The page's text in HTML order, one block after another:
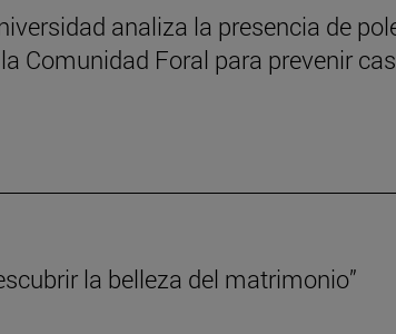
analiza la presencia de
Comunidad Foral para prevenir
la belleza del matrimonio”